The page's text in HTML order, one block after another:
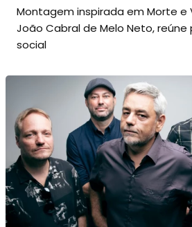
Montagem inspirada em Morte e
João Cabral de Melo Neto,
social